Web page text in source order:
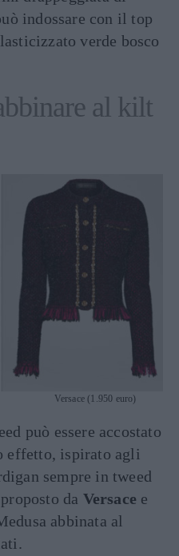
indossare con il top
verde bosco
al kilt
(1.950 euro)
può essere accostato
effetto, ispirato agli
sempre in tweed
da Versace e
abbinata al